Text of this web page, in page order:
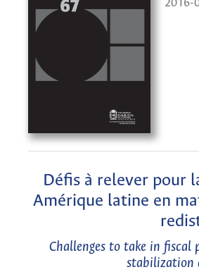
2016-
Défis à relever pour
Amérique latine en
Challenges to take in fiscal
stabilization